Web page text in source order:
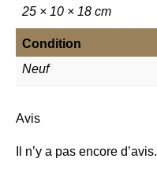
25 × 10 × 18 cm
Condition
Neuf
Avis
Il n’y a pas encore d’avis.